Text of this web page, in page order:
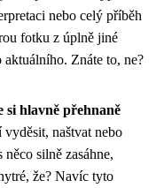
nebo celý příběh
fotku z úplně jiné
Znáte to, ne?
si hlavně přehnaně
vyděsit, naštvat nebo
silně zasáhne,
že? Navíc tyto